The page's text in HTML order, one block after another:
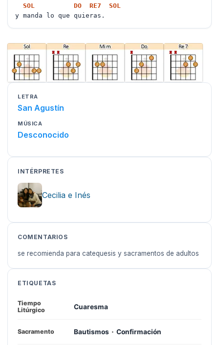
SOL
DO RE7
SOL
y manda lo que quieras.
LETRA
San Agustín
MÚSICA
Desconocido
INTÉRPRETES
Cecilia e Inés
COMENTARIOS
se recomienda para catequesis y sacramentos de adultos
ETIQUETAS
Tiempo
Litúrgico
Cuaresma
Sacramento Bautismos · Confirmación